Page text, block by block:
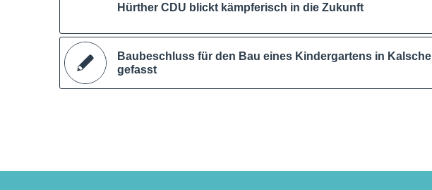
Hürther CDU blickt kämpferisch in die Zukunft
Baubeschluss für den Bau eines Kindergartens in
gefasst